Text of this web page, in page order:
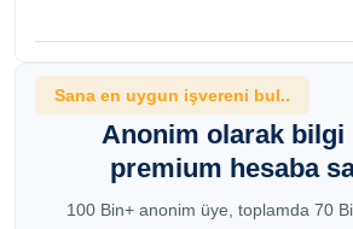
Sana en uygun işvereni bul..
Anonim olarak bilgi
premium hesaba
100 Bin+ anonim üye, toplamda 70